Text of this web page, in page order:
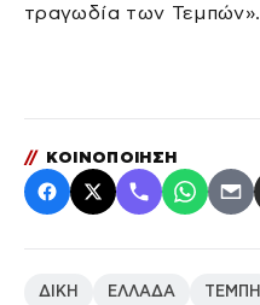
τραγωδία των Τεμπών».
// ΚΟΙΝΟΠΟΙΗΣΗ
ΔΙΚΗ ΕΛΛΑΔΑ ΤΕΜΠΗ